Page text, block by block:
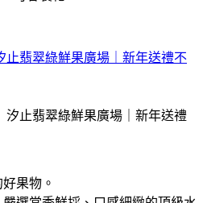
止翡翠綠鮮果廣場｜新年送禮不
果物。